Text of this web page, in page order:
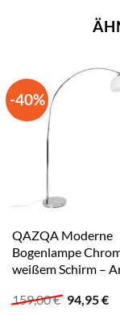
-40%
QAZQA Moderne
Bogenlampe
weißem Schirm –
159,00€
Preis
94,95€